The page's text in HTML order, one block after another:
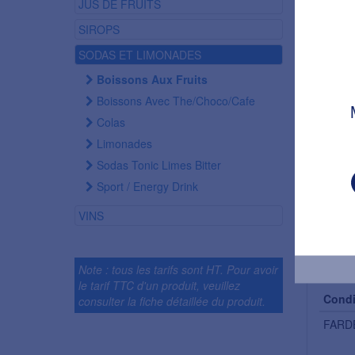
JUS DE FRUITS
SIROPS
SODAS ET LIMONADES
Boissons Aux Fruits
Boissons Avec The/choco/cafe
Colas
Limonades
Sodas Tonic Limes Bitter
Sport / Energy Drink
VINS
Note : tous les tarifs sont HT. Pour avoir
le tarif TTC d'un produit, veuillez
consulter la fiche détaillée du produit.